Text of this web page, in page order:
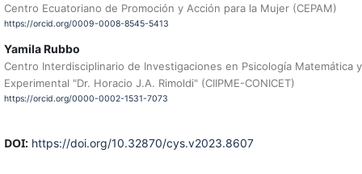
Centro Ecuatoriano de Promoción y Acción para la Mujer (CEPAM)
https://orcid.org/0009-0008-8545-5413
Yamila Rubbo
Centro Interdisciplinario de Investigaciones en Psicología Matemática y
Experimental "Dr. Horacio J.A. Rimoldi" (CIIPME-CONICET)
https://orcid.org/0000-0002-1531-7073
DOI: https://doi.org/10.32870/cys.v2023.8607